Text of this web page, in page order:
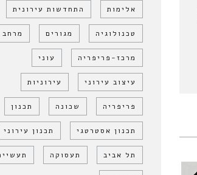
אלימות התחדשות עירונית
טכנולוגיה מגורים מרחב
מרכז-פריפריה עוני
עיצוב עירוני עירוניות
פריפריה שכונה תכנון
תכנון אסטרטגי תכנון עירוני
תל אביב תעסוקה